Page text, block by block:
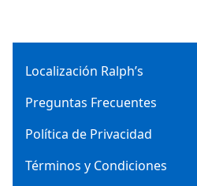
Localización Ralph’s
Preguntas Frecuentes
Política de Privacidad
Términos y Condiciones